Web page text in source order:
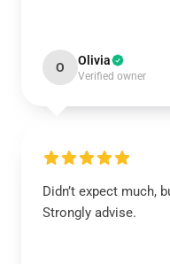
O Olivia
Verified owner
Didn’t expect much,
Strongly advise.